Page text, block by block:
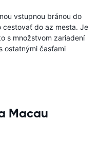
vstupnou bránou do
cestovať do az mesta. Je
s množstvom zariadení
ostatnými časťami
Macau